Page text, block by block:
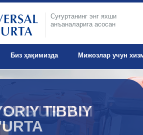
Суғуртанинг энг яхши
анъаналарига асосан
Биз ҳақимизда Мижозлар учун
TIBBIY